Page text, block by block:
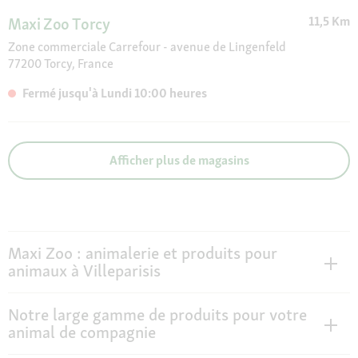
Maxi Zoo Torcy
11,5 Km
Zone commerciale Carrefour - avenue de Lingenfeld
77200 Torcy, France
Fermé jusqu'à Lundi 10:00 heures
Afficher plus de magasins
Maxi Zoo : animalerie et produits pour
animaux à Villeparisis
Notre large gamme de produits pour votre
animal de compagnie